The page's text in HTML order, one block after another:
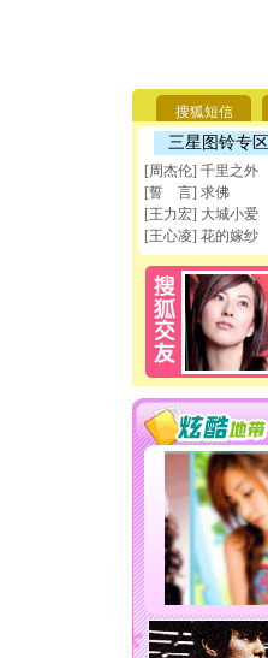
搜狐短信
三星图铃专区
[周杰伦] 千里之外
[誓 言] 求佛
[王力宏] 大城小爱
[王心凌] 花的嫁纱